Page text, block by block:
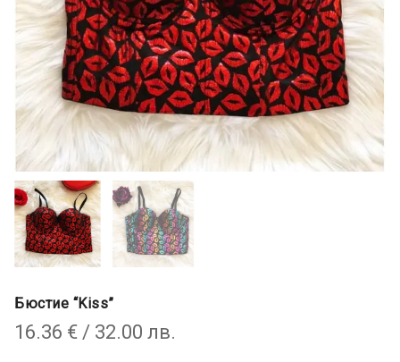
Бюстие “Kiss”
16.36 € / 32.00 лв.